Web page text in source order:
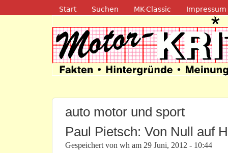
Navigation
Start Suchen MK-Classic Impressum
Motor-
auto motor und sport
Paul Pietsch: Von Null auf
Gespeichert von wh am 29 Juni, 2012 - 10:44